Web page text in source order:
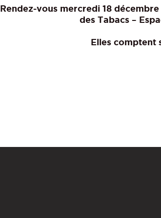
Rendez-vous mercredi 18
des Tabacs –
Elles comptent